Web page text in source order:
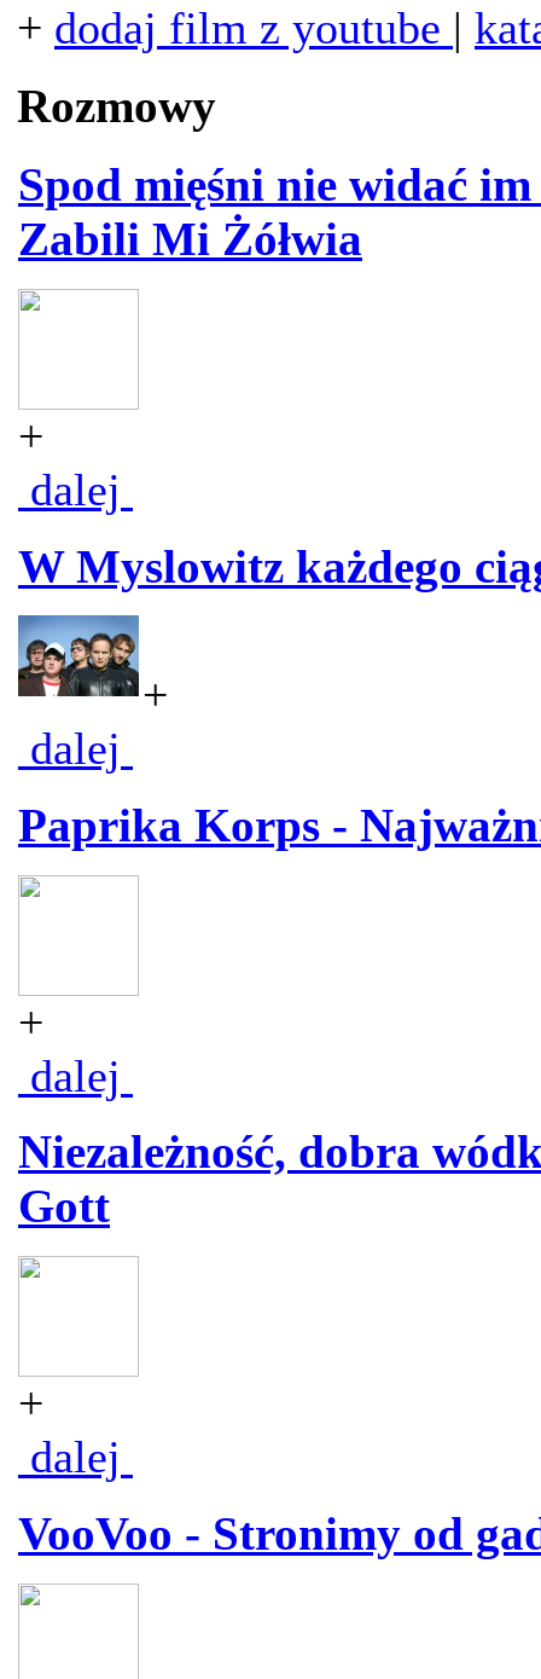
+ dodaj film z youtube |
Rozmowy
Spod mięśni nie widać
Zabili Mi Żółwia
+
dalej
W Myslowitz każdego
+
dalej
Paprika Korps -
+
dalej
Niezależność, dobra
Gott
+
dalej
VooVoo - Stronimy od